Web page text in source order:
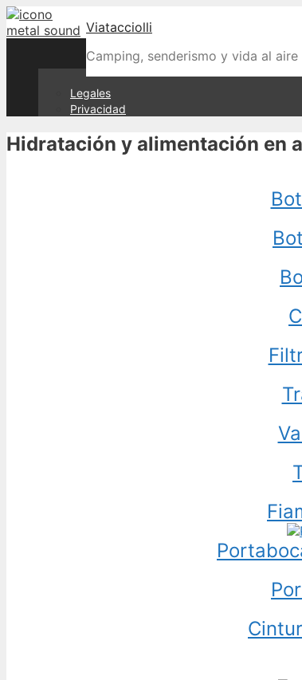
Skip
to
Viatacciolli
Camping, senderismo y vida al
Legales
Privacidad
Hidratación y alimentación en